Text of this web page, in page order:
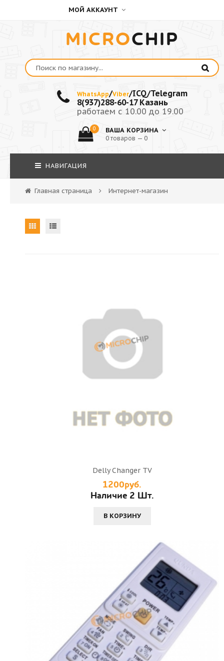
МОЙ АККАУНТ
MICROCHIP
WhatsApp/Viber/ICQ/Telegram
8(937)288-60-17 Казань
работаем с 10.00 до 19.00
0 ВАША КОРЗИНА
0 товаров — 0
НАВИГАЦИЯ
Главная страница Интернет-магазин
Delly Changer TV
1200руб.
Наличие 2 Шт.
В КОРЗИНУ